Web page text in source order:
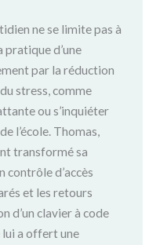
ne se limite pas à
d’une
par la réduction
stress, comme
ou s’inquiéter
l’école. Thomas,
transformé sa
d’accès
et les retours
d’un clavier à code
lui a offert une